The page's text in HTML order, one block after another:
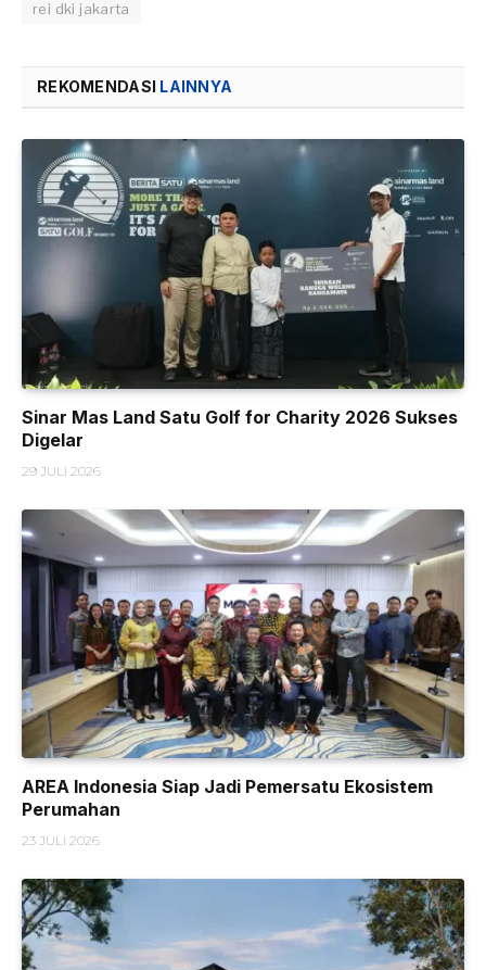
rei dki jakarta
REKOMENDASI LAINNYA
Sinar Mas Land Satu Golf for Charity 2026 Sukses
Digelar
29 JULI 2026
AREA Indonesia Siap Jadi Pemersatu Ekosistem
Perumahan
23 JULI 2026